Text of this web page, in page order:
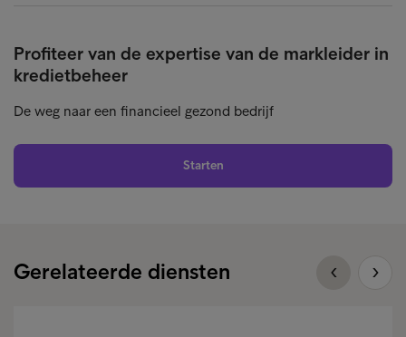
Profiteer van de expertise van de markleider in
kredietbeheer
De weg naar een financieel gezond bedrijf
Starten
Gerelateerde diensten